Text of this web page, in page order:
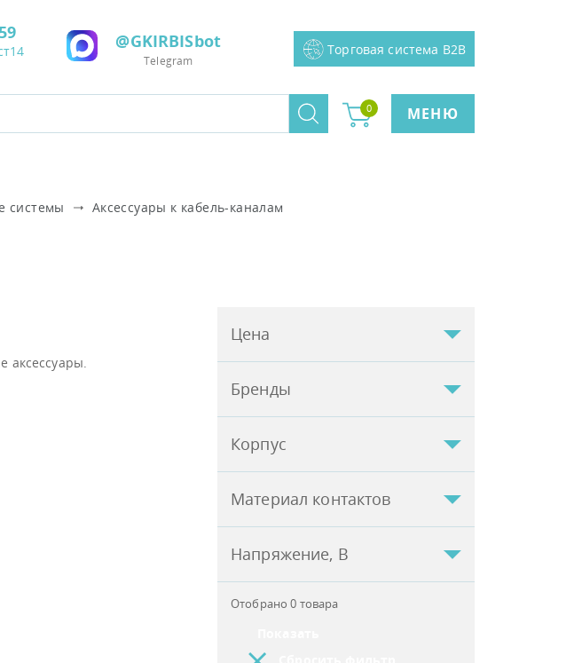
@GKIRBISbot
Telegram
Торговая система B2B
0 МЕНЮ
системы Аксессуары к кабель-каналам
Цена
Бренды
Корпус
Материал контактов
Напряжение, В
Отобрано0 товара
аксессуары.